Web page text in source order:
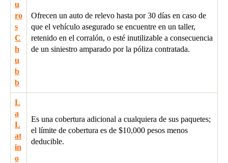
u
ro
s
C
h
u
b
b
Ofrecen un auto de relevo hasta por 30 días en caso de
que el vehículo asegurado se encuentre en un taller,
retenido en el corralón, o esté inutilizable a consecuencia
de un siniestro amparado por la póliza contratada.
L
a
L
at
in
o
Es una cobertura adicional a cualquiera de sus paquetes;
el límite de cobertura es de $10,000 pesos menos
deducible.